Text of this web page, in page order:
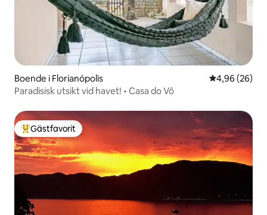
Boende i Florianópolis 4,96 av 5 i
4,96 (26)
Paradisisk utsikt vid havet! • Casa do Vô
Populär gästfavorit
Gästfavorit